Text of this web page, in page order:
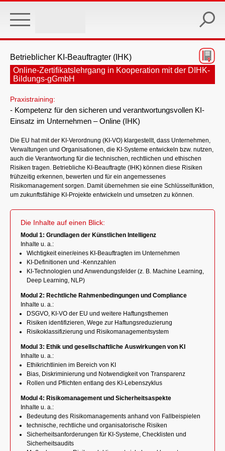
main
Betrieblicher KI-Beauftragter (IHK)
Online-Zertifikatslehrgang in Kooperation mit der DIHK-
Bildungs-gGmbH
Praxistraining:
- Kompetenz für den sicheren und verantwortungsvollen KI-
Einsatz im Unternehmen – Online (IHK)
Die EU hat mit der KI-Verordnung (KI-VO) klargestellt, dass Unternehmen,
Verwaltungen und Organisationen, die KI-Systeme entwickeln bzw. nutzen,
auch die Verantwortung für die technischen, rechtlichen und ethischen
Risiken tragen. Betriebliche KI-Beauftragte (IHK) können diese Risiken
frühzeitig erkennen, bewerten und für ein angemessenes
Risikomanagement sorgen. Damit übernehmen sie eine Schlüsselfunktion,
um zukunftsfähige KI-Projekte entwickeln und umsetzen zu können.
Die Inhalte auf einen Blick:
Modul 1: Grundlagen der Künstlichen Intelligenz
Inhalte u. a.:
Wichtigkeit einer/eines KI-Beauftragten im Unternehmen
KI-Definitionen und -Kennzahlen
KI-Technologien und Anwendungsfelder (z. B. Machine Learning,
Deep Learning, NLP)
Modul 2: Rechtliche Rahmenbedingungen und Compliance
Inhalte u. a.:
DSGVO, KI-VO der EU und weitere Haftungsthemen
Risiken identifizieren, Wege zur Haftungsreduzierung
Risikoklassifizierung und Risikomanagementsystem
Modul 3: Ethik und gesellschaftliche Auswirkungen von KI
Inhalte u. a.:
Ethikrichtlinien im Bereich von KI
Bias, Diskriminierung und Notwendigkeit von Transparenz
Rollen und Pflichten entlang des KI-Lebenszyklus
Modul 4: Risikomanagement und Sicherheitsaspekte
Inhalte u. a.:
Bedeutung des Risikomanagements anhand von Fallbeispielen
technische, rechtliche und organisatorische Risiken
Sicherheitsanforderungen für KI-Systeme, Checklisten und
Sicherheitsaudits